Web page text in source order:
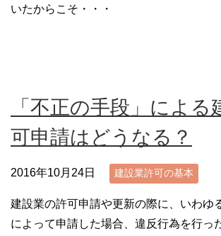
いたからこそ・・・
「不正の手段」による
可申請はどうなる？
2016年10月24日 建設業許可の基本
建設業の許可申請や更新の際に、いわゆ
によって申請した場合、違反行為を行っ